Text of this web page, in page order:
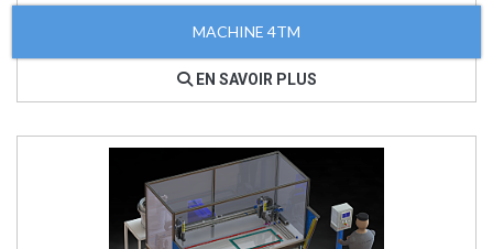
MACHINE 4TM
EN SAVOIR PLUS